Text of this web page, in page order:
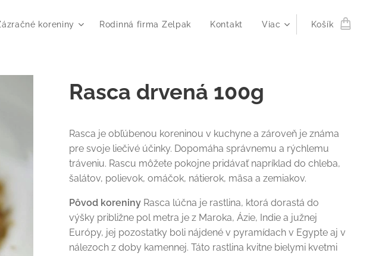
koreniny Rodinná firma Zelpak Kontakt Viac Košík
Rasca drvená 100g
Rasca je obľúbenou koreninou v kuchyne a zároveň je známa
pre svoje liečivé účinky. Dopomáha správnemu a rýchlemu
tráveniu. Rascu môžete pokojne pridávať napríklad do chleba,
šalátov, polievok, omáčok, nátierok, mäsa a zemiakov.
Pôvod koreniny Rasca lúčna je rastlina, ktorá dorastá do
výšky približne pol metra je z Maroka, Ázie, Indie a južnej
Európy, jej pozostatky boli nájdené v pyramídach v Egypte aj v
nálezoch z doby kamennej. Táto rastlina kvitne bielymi kvetmi